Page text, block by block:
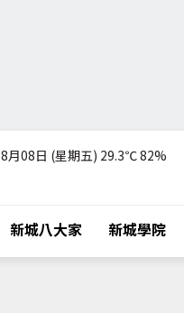
8月08日 (星期五) 29.3℃82%
新城八大家 新城學院